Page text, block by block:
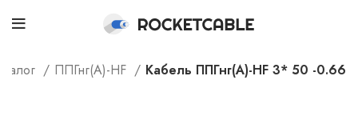
ППГнг(А)-HF Кабель ППГнг(А)-HF 3* 50 -0.66